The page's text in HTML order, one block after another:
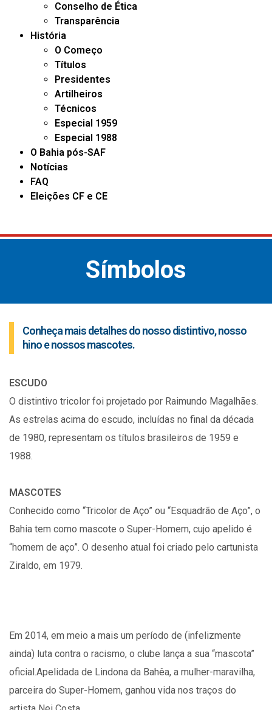
Conselho de Ética
Transparência
História
O Começo
Títulos
Presidentes
Artilheiros
Técnicos
Especial 1959
Especial 1988
O Bahia pós-SAF
Notícias
FAQ
Eleições CF e CE
Símbolos
Conheça mais detalhes do nosso distintivo, nosso
hino e nossos mascotes.
ESCUDO
O distintivo tricolor foi projetado por Raimundo Magalhães.
As estrelas acima do escudo, incluídas no final da década
de 1980, representam os títulos brasileiros de 1959 e
1988.
MASCOTES
Conhecido como “Tricolor de Aço” ou “Esquadrão de Aço”, o
Bahia tem como mascote o Super-Homem, cujo apelido é
“homem de aço”. O desenho atual foi criado pelo cartunista
Ziraldo, em 1979.
Em 2014, em meio a mais um período de (infelizmente
ainda) luta contra o racismo, o clube lança a sua “mascota”
oficial.Apelidada de Lindona da Bahêa, a mulher-maravilha,
parceira do Super-Homem, ganhou vida nos traços do